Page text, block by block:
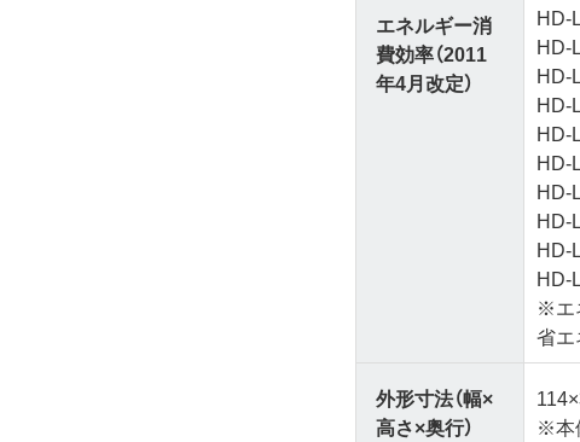
エネルギー消
費効率（2011
年4月改定）
HD-
HD-
HD-
HD-
HD-
HD-
HD-
HD-
HD-
HD-
※エ
省
外形寸法（幅×
高さ×奥行）
※本